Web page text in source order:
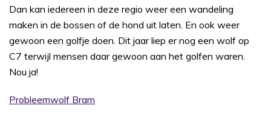
Dan kan iedereen in deze regio weer een wandeling
maken in de bossen of de hond uit laten. En ook weer
gewoon een golfje doen. Dit jaar liep er nog een wolf op
C7 terwijl mensen daar gewoon aan het golfen waren.
Nou ja!
Probleemwolf Bram